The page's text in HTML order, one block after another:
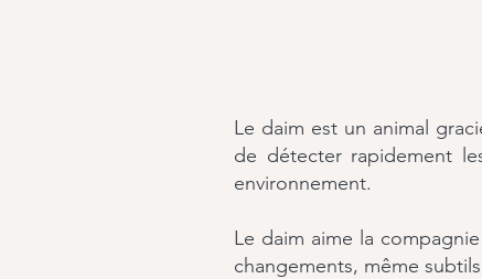
Le daim est un animal
de détecter rapidement
environnement.
Le daim aime la
changements, même